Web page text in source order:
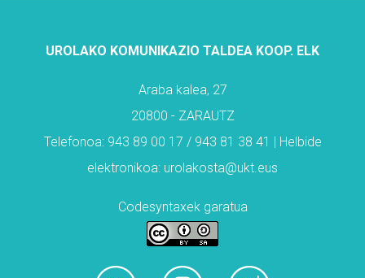
UROLAKO KOMUNIKAZIO TALDEA KOOP. ELK
Araba kalea, 27
20800 - ZARAUTZ
Telefonoa: 943 89 00 17 / 943 81 38 41 | Helbide
elektronikoa: urolakosta@ukt.eus
Codesyntaxek garatua